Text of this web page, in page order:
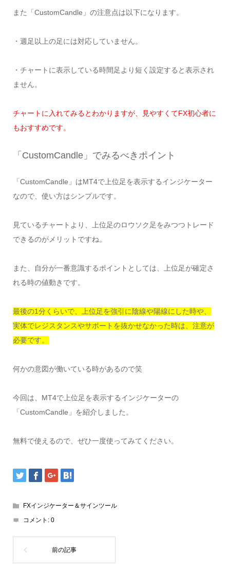
また「CustomCandle」の注意点は以下になります。
・週足以上の足には対応していません。
・チャートに表示している時間足より短く設定すると表示され
ません。
チャートに入れてみるとわかりますが、見やすくてFX初心者に
もおすすめです。
「CustomCandle」でみるべきポイント
「CustomCandle」はMT4で上位足を表示するインジケーター
なので、使い方はシンプルです。
見ているチャートより、上位足のロウソク足をみつつトレード
できるのがメリットですね。
また、自分が一番意識するポイントとしては、上位足が確定さ
れる時の値動きです。
最後の1分くらいで、上位足を強引に陰線や陽線にした時や、
実体でレジスタンスやサポートを抜かせなかった時は、注意が
必要です。
何かの意図が働いている時があるので笑
今回は、MT4で上位足を表示するインジケーターの
「CustomCandle」を紹介しました。
無料で使えるので、ぜひ一度使ってみてください。
FXインジケーター＆サインツール
コメント: 0